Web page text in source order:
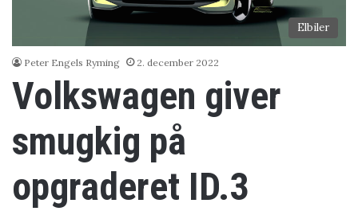
Elbiler
Peter Engels Ryming 2. december 2022
Volkswagen giver
smugkig på
opgraderet ID.3